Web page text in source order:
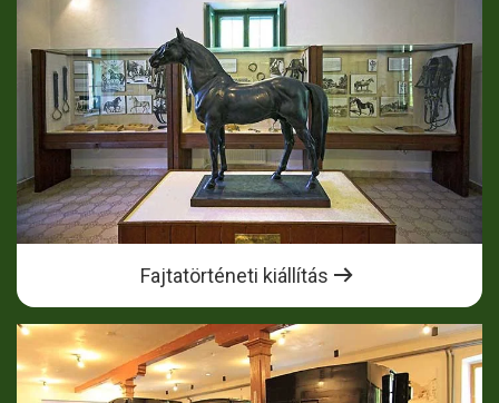
Fajtatörténeti kiállítás